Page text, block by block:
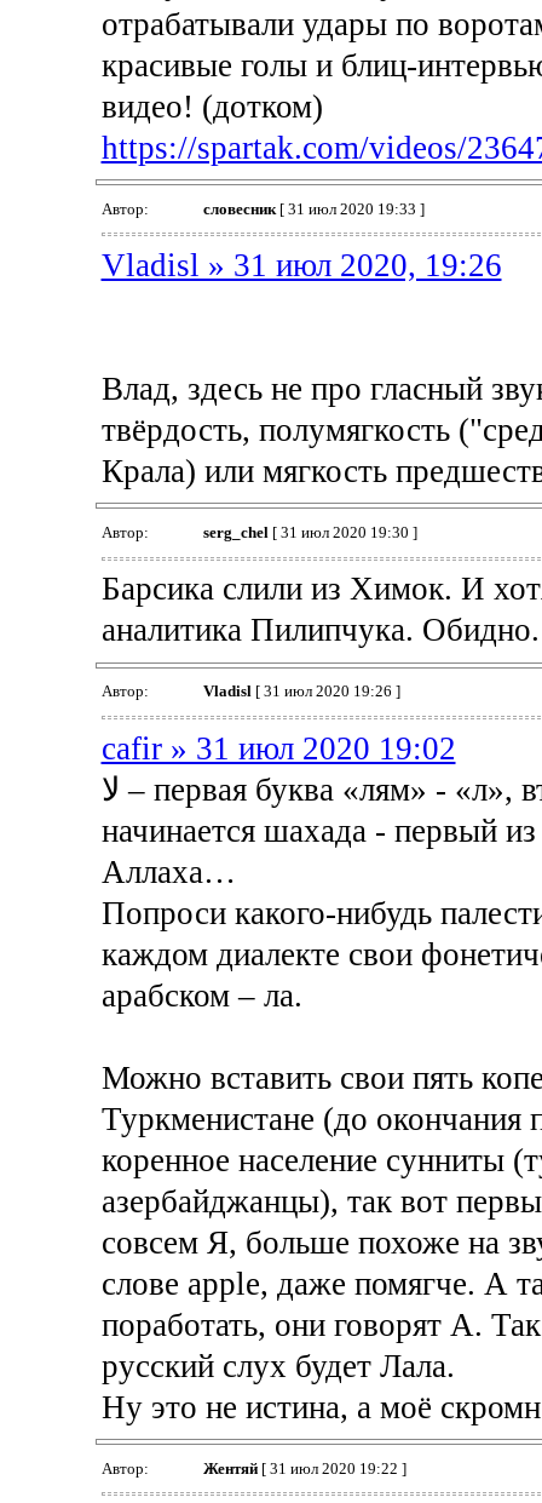
отрабатывали удары по
красивые голы и блиц-
видео! (дотком)
https://spartak.com/videos/
Автор: словесник[ 31 июл 2020 19:33 ]
Vladisl » 31 июл 2020, 19:26
Влад, здесь не про гласный
твёрдость, полумягкость
Крала) или мягкость
Автор: serg_chel[ 31 июл 2020 19:30 ]
Барсика слили из Химок. И
аналитика Пилипчука. Обидно.
Автор: Vladisl[ 31 июл 2020 19:26 ]
cafir » 31 июл 2020 19:02
لا – первая буква «лям» - «л», вторая «алеф» - «а». С этого слова
начинается шахада - первый
Аллаха…
Попроси какого-нибудь
каждом диалекте свои
арабском – ла.
Можно вставить свои пять
Туркменистане (до окончания
коренное население сунниты
азербайджанцы), так вот
совсем Я, больше похоже на
слове apple, даже помягче. А
поработать, они говорят А.
русский слух будет Лала.
Ну это не истина, а моё
Автор: Жентяй[ 31 июл 2020 19:22 ]